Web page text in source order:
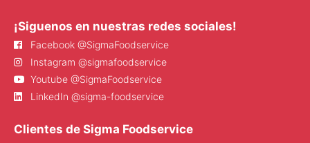
¡Siguenos en nuestras redes sociales!
Facebook @SigmaFoodservice
Instagram @sigmafoodservice
Youtube @SigmaFoodservice
LinkedIn @sigma-foodservice
Clientes de Sigma Foodservice